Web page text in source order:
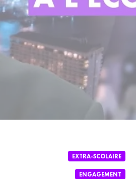
EXTRA-SCOLAIRE
ENGAGEMENT